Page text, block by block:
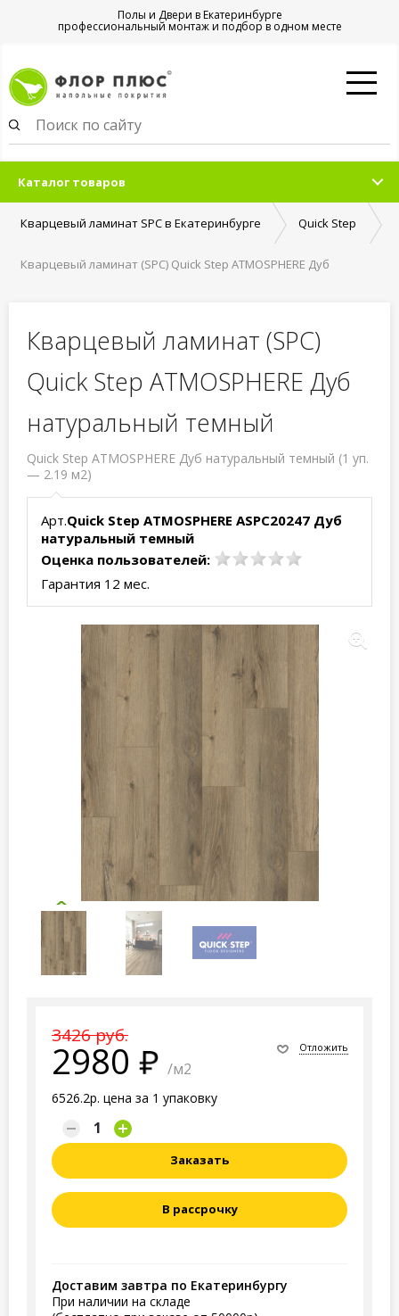
Полы и Двери в Екатеринбурге
профессиональный монтаж и подбор в одном месте
Каталог товаров
Кварцевый ламинат SPC в Екатеринбурге Quick Step
Кварцевый ламинат (SPC) Quick Step ATMOSPHERE Дуб
Кварцевый ламинат (SPC)
Quick Step ATMOSPHERE Дуб
натуральный темный
Quick Step ATMOSPHERE Дуб натуральный темный (1 уп.
— 2.19 м2)
Арт.Quick Step ATMOSPHERE ASPC20247 Дуб
натуральный темный
Оценка пользователей:
Гарантия 12 мес.
3426 руб.
2980 /м2
6526.2р. цена за 1 упаковку
Отложить
Заказать
В рассрочку
Доставим завтра по Екатеринбургу
При наличии на складе